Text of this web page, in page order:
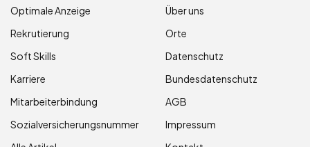
Optimale Anzeige
Rekrutierung
Soft Skills
Karriere
Mitarbeiterbindung
Sozialversicherungsnummer
Über uns
Orte
Datenschutz
Bundesdatenschutz
AGB
Impressum